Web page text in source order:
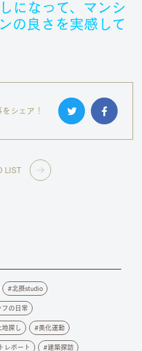
になって、マンシ
の良さを実感して
シェア！
LIST
北摂studio
フの日常
地探し 美化運動
レポート 建築探訪